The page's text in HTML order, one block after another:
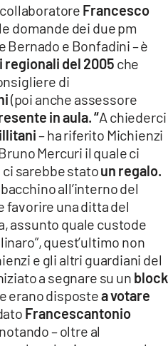
Francesco
domande dei due pm
Bernado e Bonfadini – è
regionali del 2005 che
di
(poi anche assessore
in aula. “A chiederci
– ha riferito Michienzi
Mercuri il quale ci
ci sarebbe statoun regalo.
all’interno del
favorire una ditta del
assunto quale custode
quest’ultimo non
e gli altri guardiani del
a segnare su un block
erano dispostea votare
Francescantonio
– oltre al